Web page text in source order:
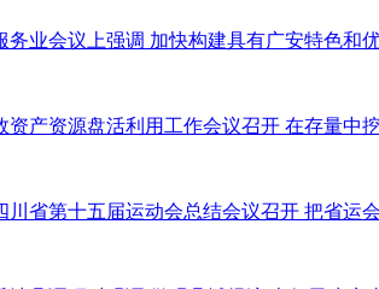
务业会议上强调 加快构建具有广安特色和
资产资源盘活利用工作会议召开 在存量中
川省第十五届运动会总结会议召开 把省运